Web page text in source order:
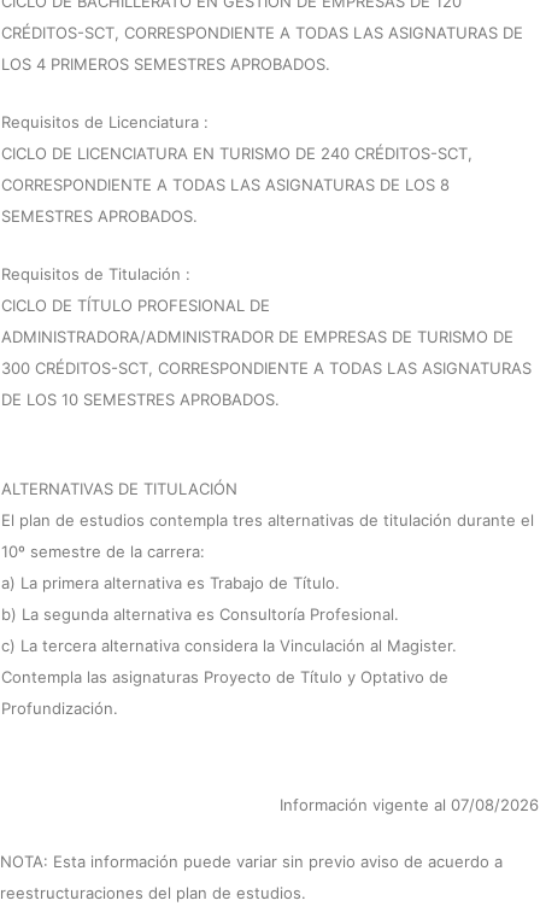
CRÉDITOS-SCT, CORRESPONDIENTE A TODAS LAS ASIGNATURAS DE
LOS 4 PRIMEROS SEMESTRES APROBADOS.
Requisitos de Licenciatura :
CICLO DE LICENCIATURA EN TURISMO DE 240 CRÉDITOS-SCT,
CORRESPONDIENTE A TODAS LAS ASIGNATURAS DE LOS 8
SEMESTRES APROBADOS.
Requisitos de Titulación :
CICLO DE TÍTULO PROFESIONAL DE
ADMINISTRADORA/ADMINISTRADOR DE EMPRESAS DE TURISMO DE
300 CRÉDITOS-SCT, CORRESPONDIENTE A TODAS LAS ASIGNATURAS
DE LOS 10 SEMESTRES APROBADOS.
ALTERNATIVAS DE TITULACIÓN
El plan de estudios contempla tres alternativas de titulación durante el
10º semestre de la carrera:
a) La primera alternativa es Trabajo de Título.
b) La segunda alternativa es Consultoría Profesional.
c) La tercera alternativa considera la Vinculación al Magister.
Contempla las asignaturas Proyecto de Título y Optativo de
Profundización.
Información vigente al 07/08/2026
NOTA: Esta información puede variar sin previo aviso de acuerdo a
reestructuraciones del plan de estudios.